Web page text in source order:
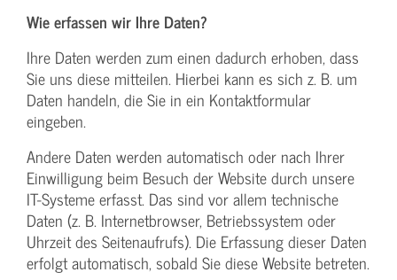
Wie erfassen wir Ihre Daten?
Ihre Daten werden zum einen dadurch erhoben, dass
Sie uns diese mitteilen. Hierbei kann es sich z. B. um
Daten handeln, die Sie in ein Kontaktformular
eingeben.
Andere Daten werden automatisch oder nach Ihrer
Einwilligung beim Besuch der Website durch unsere
IT-Systeme erfasst. Das sind vor allem technische
Daten (z. B. Internetbrowser, Betriebssystem oder
Uhrzeit des Seitenaufrufs). Die Erfassung dieser Daten
erfolgt automatisch, sobald Sie diese Website betreten.